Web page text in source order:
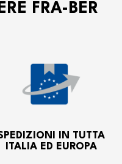
FRA-BER
IN TUTTA
ITALIA ED EUROPA